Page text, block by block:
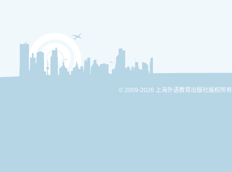
© 2009-2026 上海外语教育出版社版权所有